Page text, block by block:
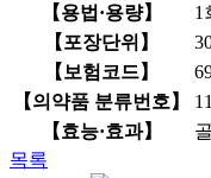
【용법·용량】
1
【포장단위】
【보험코드】
【의약품 분류번호】
【효능·효과】
목록